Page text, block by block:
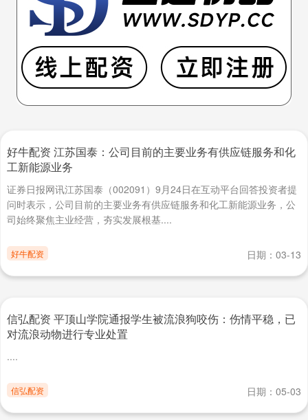
好牛配资 江苏国泰：公司目前的主要业务有供应链服务和化
工新能源业务
证券日报网讯江苏国泰（002091）9月24日在互动平台回答投资者提
问时表示，公司目前的主要业务有供应链服务和化工新能源业务，公
司始终聚焦主业经营，夯实发展根基....
好牛配资 日期：03-13
信弘配资 平顶山学院通报学生被流浪狗咬伤：伤情平稳，已
对流浪动物进行专业处置
....
信弘配资 日期：05-03